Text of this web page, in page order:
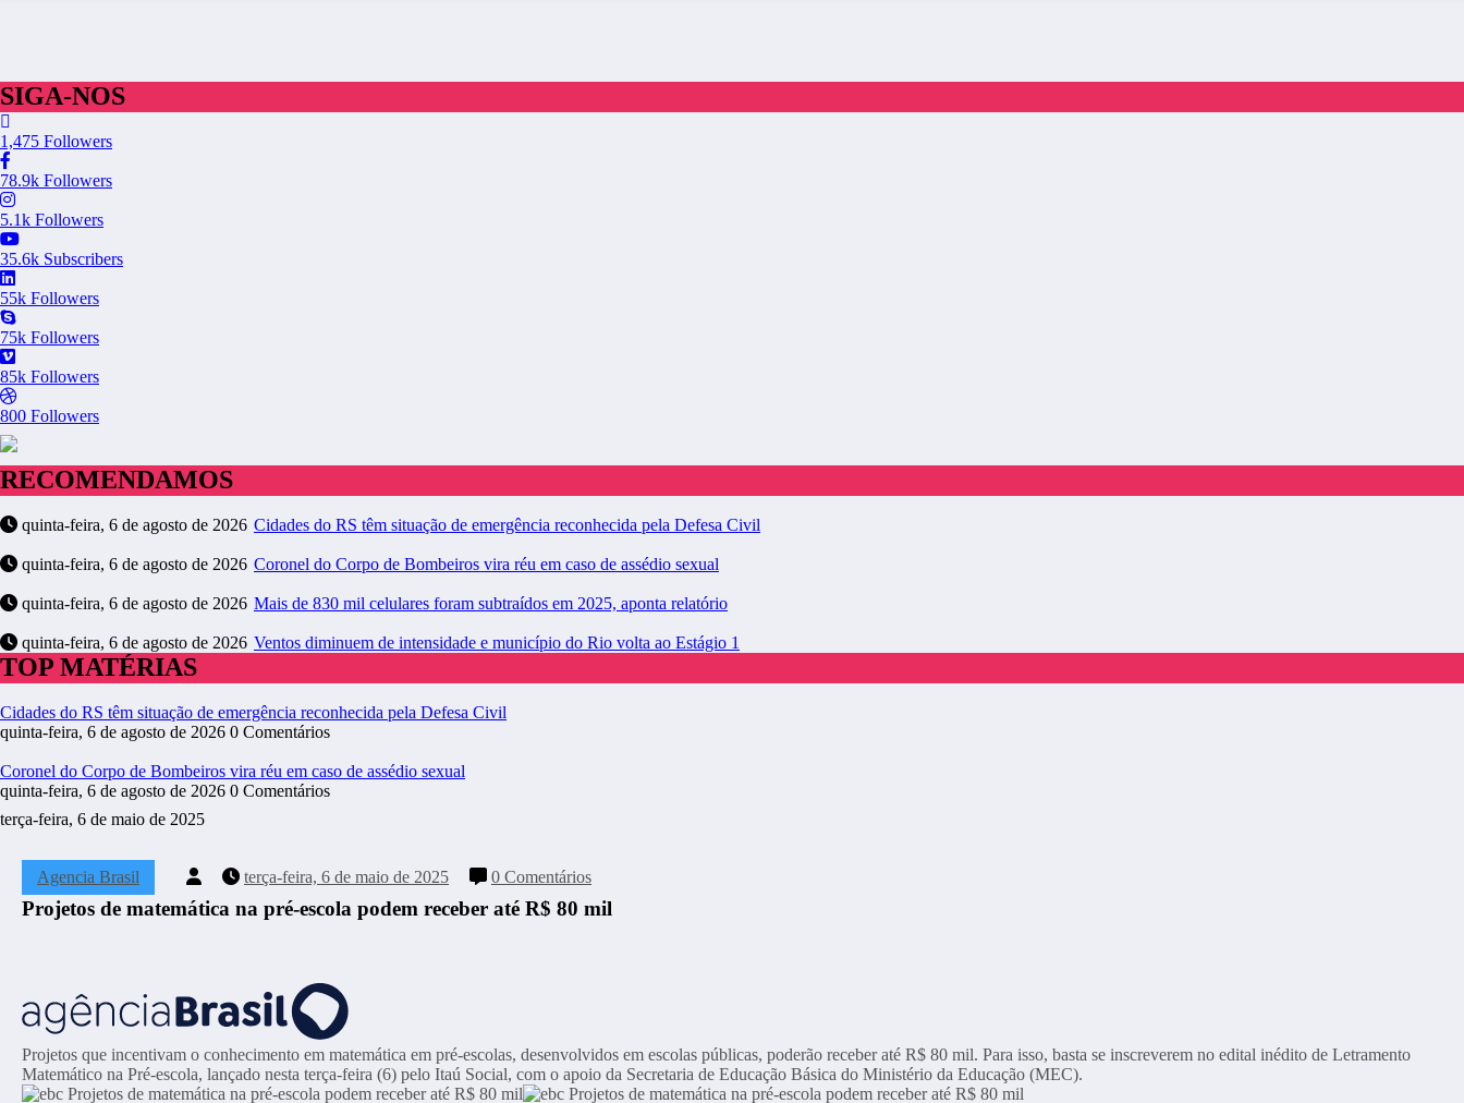
SIGA-NOS
1,475 Followers
78.9k Followers
5.1k Followers
35.6k Subscribers
55k Followers
75k Followers
85k Followers
800 Followers
RECOMENDAMOS
quinta-feira, 6 de agosto de 2026 Cidades do RS têm situação de emergência reconhecida pela Defesa Civil
quinta-feira, 6 de agosto de 2026 Coronel do Corpo de Bombeiros vira réu em caso de assédio sexual
quinta-feira, 6 de agosto de 2026 Mais de 830 mil celulares foram subtraídos em 2025, aponta relatório
quinta-feira, 6 de agosto de 2026 Ventos diminuem de intensidade e município do Rio volta ao Estágio 1
TOP MATÉRIAS
Cidades do RS têm situação de emergência reconhecida pela Defesa Civil
quinta-feira, 6 de agosto de 2026 0 Comentários
Coronel do Corpo de Bombeiros vira réu em caso de assédio sexual
quinta-feira, 6 de agosto de 2026 0 Comentários
terça-feira, 6 de maio de 2025
Agencia Brasil terça-feira, 6 de maio de 2025 0 Comentários
Projetos de matemática na pré-escola podem receber até R$ 80 mil
Projetos que incentivam o conhecimento em matemática em pré-escolas, desenvolvidos em escolas públicas, poderão receber até R$ 80 mil. Para isso, basta se inscreverem no edital inédito de Letramento
Matemático na Pré-escola, lançado nesta terça-feira (6) pelo Itaú Social, com o apoio da Secretaria de Educação Básica do Ministério da Educação (MEC).